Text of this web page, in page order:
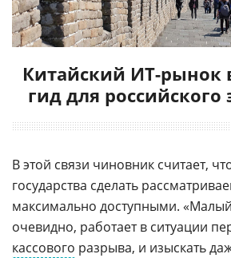
Китайский ИТ-рынок
гид для российского
В этой связи чиновник считает,
государства сделать
максимально доступными.
очевидно, работает в ситуации
кассового разрыва, и изыскать